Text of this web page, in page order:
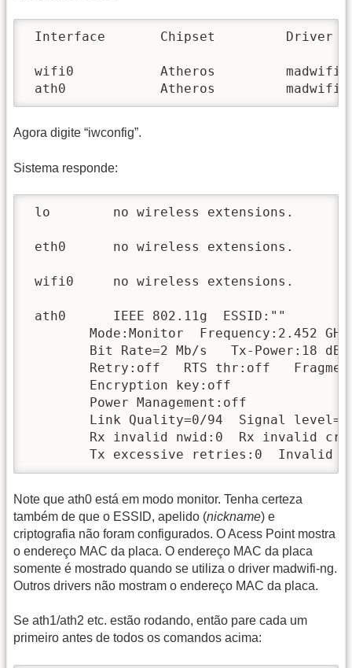
Interface       Chipset         Driver
wifi0           Atheros         madwifi-
ath0            Atheros         madwifi-ng
Agora digite “iwconfig”.
Sistema responde:
lo        no wireless extensions.
eth0      no wireless extensions.
wifi0     no wireless extensions.
ath0      IEEE 802.11g  ESSID:""
Mode:Monitor  Frequency:2.452
Bit Rate=2 Mb/s   Tx-Power:18
Retry:off   RTS thr:off
        Encryption key:off
        Power Management:off
Link Quality=0/94  Signal
Rx invalid nwid:0  Rx invalid
Tx excessive retries:0  Invalid
Note que ath0 está em modo monitor. Tenha certeza
também de que o ESSID, apelido (nickname) e
criptografia não foram configurados. O Acess Point mostra
o endereço MAC da placa. O endereço MAC da placa
somente é mostrado quando se utiliza o driver madwifi-ng.
Outros drivers não mostram o endereço MAC da placa.
Se ath1/ath2 etc. estão rodando, então pare cada um
primeiro antes de todos os comandos acima: